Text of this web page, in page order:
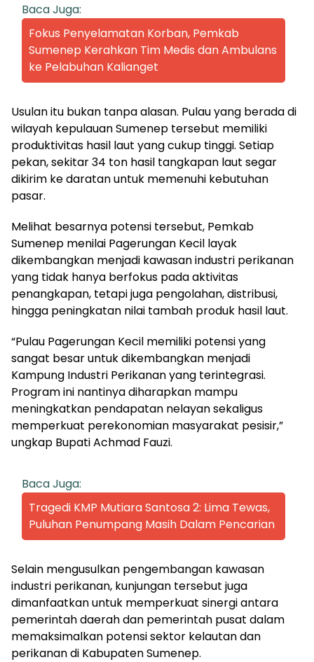
Baca Juga:
Fokus Penyelamatan Korban, Pemkab
Sumenep Kerahkan Tim Medis dan Ambulans
ke Pelabuhan Kalianget
Usulan itu bukan tanpa alasan. Pulau yang berada di
wilayah kepulauan Sumenep tersebut memiliki
produktivitas hasil laut yang cukup tinggi. Setiap
pekan, sekitar 34 ton hasil tangkapan laut segar
dikirim ke daratan untuk memenuhi kebutuhan
pasar.
Melihat besarnya potensi tersebut, Pemkab
Sumenep menilai Pagerungan Kecil layak
dikembangkan menjadi kawasan industri perikanan
yang tidak hanya berfokus pada aktivitas
penangkapan, tetapi juga pengolahan, distribusi,
hingga peningkatan nilai tambah produk hasil laut.
“Pulau Pagerungan Kecil memiliki potensi yang
sangat besar untuk dikembangkan menjadi
Kampung Industri Perikanan yang terintegrasi.
Program ini nantinya diharapkan mampu
meningkatkan pendapatan nelayan sekaligus
memperkuat perekonomian masyarakat pesisir,”
ungkap Bupati Achmad Fauzi.
Baca Juga:
Tragedi KMP Mutiara Santosa 2: Lima Tewas,
Puluhan Penumpang Masih Dalam Pencarian
Selain mengusulkan pengembangan kawasan
industri perikanan, kunjungan tersebut juga
dimanfaatkan untuk memperkuat sinergi antara
pemerintah daerah dan pemerintah pusat dalam
memaksimalkan potensi sektor kelautan dan
perikanan di Kabupaten Sumenep.